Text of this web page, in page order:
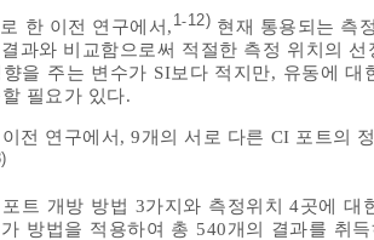
한 이전 연구에서, 1-12) 현재 통용되는 측
과와 비교함으로써 적절한 측정 위치의
을 주는 변수가 SI보다 적지만, 유동에
필요가 있다.
전 연구에서, 9개의 서로 다른 CI 포트의
트 개방 방법 3가지와 측정위치 4곳에
방법을 적용하여 총 540개의 결과를 취